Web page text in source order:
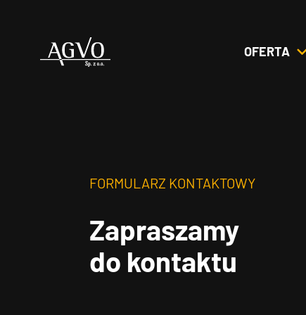
Header
OFERTA
FORMULARZ KONTAKTOWY
Zapraszamy
do kontaktu